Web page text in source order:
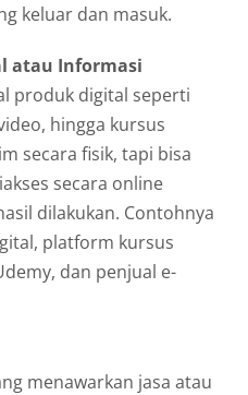
keluar dan masuk.
atau Informasi
produk digital seperti
hingga kursus
secara fisik, tapi bisa
secara online
dilakukan. Contohnya
platform kursus
dan penjual e-
menawarkan jasa atau